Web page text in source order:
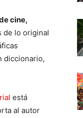
cine,
de lo original
diccionario,
está
al autor